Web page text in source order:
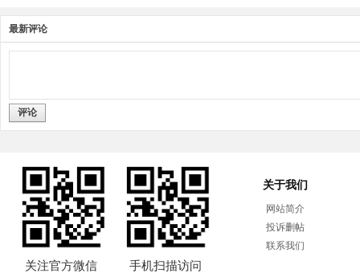
最新评论
评论
关注官方微信 手机扫描访问
关于我们
网站简介
投诉删帖
联系我们